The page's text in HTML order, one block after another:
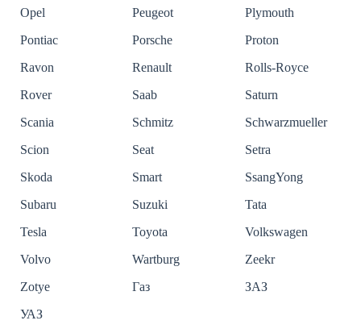
Opel
Peugeot
Plymouth
Pontiac
Porsche
Proton
Ravon
Renault
Rolls-Royce
Rover
Saab
Saturn
Scania
Schmitz
Schwarzmueller
Scion
Seat
Setra
Skoda
Smart
SsangYong
Subaru
Suzuki
Tata
Tesla
Toyota
Volkswagen
Volvo
Wartburg
Zeekr
Zotye
Газ
ЗАЗ
УАЗ